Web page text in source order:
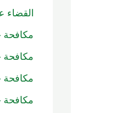
القضاء
مكافحة
مكافحة
مكافحة